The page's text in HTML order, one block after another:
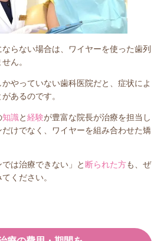
らない場合は、ワイヤーを使った歯列
ん。
やっていない歯科医院だと、症状によ
があるのです。
知識と経験が豊富な院長が治療を担当し
けでなく、ワイヤーを組み合わせた矯
は治療できない」と 断られた方も、ぜ
ください。